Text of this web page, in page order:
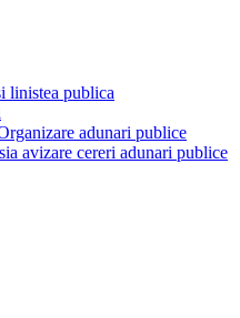
linistea publica
adunari publice
avizare cereri adunari publice